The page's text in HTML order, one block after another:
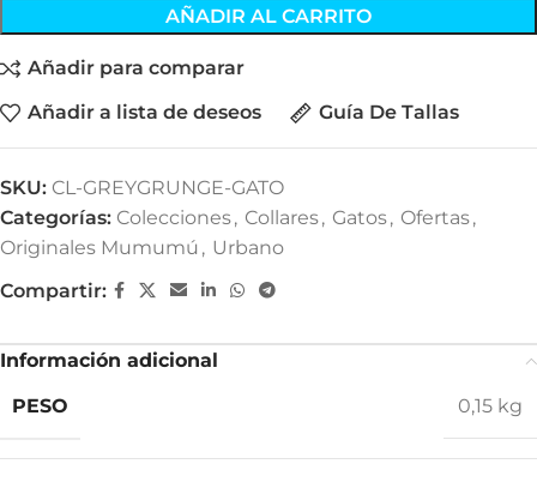
AÑADIR AL CARRITO
Añadir para comparar
Añadir a lista de deseos
Guía De Tallas
SKU: CL-GREYGRUNGE-GATO
Categorías: Colecciones, Collares, Gatos, Ofertas,
Originales Mumumú , Urbano
Compartir:
Información adicional
PESO
0,15 kg